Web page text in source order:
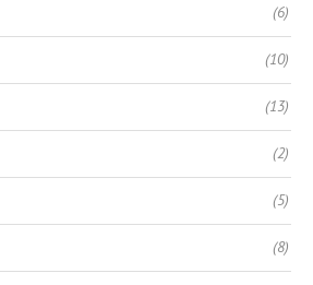
(6)
(10)
(13)
(2)
(5)
(8)